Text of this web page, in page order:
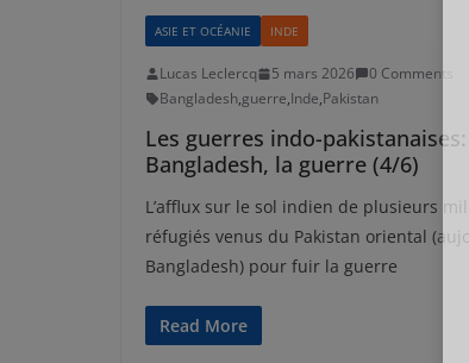
ASIE ET OCÉANIE INDE
Lucas Leclercq 5 mars 2026
0 Comments
Bangladesh,guerre,Inde,Pakistan
Les guerres indo-
Bangladesh, la guerre (4/6)
L’afflux sur le sol indien de plusieurs
réfugiés venus du Pakistan oriental
Bangladesh) pour fuir la guerre
Read More